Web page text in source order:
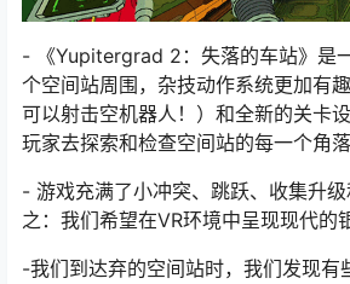
- 《Yupitergrad 2：失落的车站》是
个空间站周围，杂技动作系统更加有
可以射击空机器人！）和全新的关卡
玩家去探索和检查空间站的每一个角落
- 游戏充满了小冲突、跳跃、收集升
之：我们希望在VR环境中呈现现代的
-我们到达弃的空间站时，我们发现有